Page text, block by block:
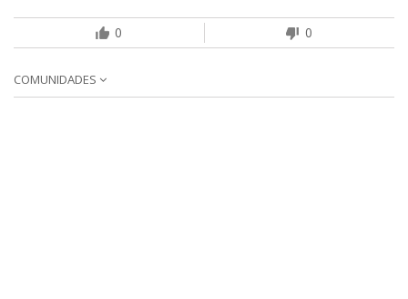
0 0
COMUNIDADES